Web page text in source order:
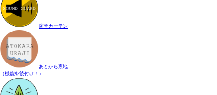
防音カーテン
あとから裏地
（機能を後付け！）